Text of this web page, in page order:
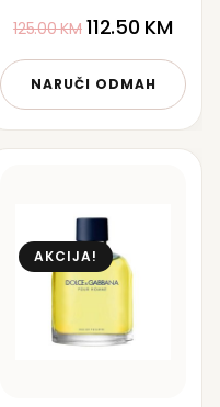
125.00KM 112.50 KM
NARUČI ODMAH
AKCIJA!